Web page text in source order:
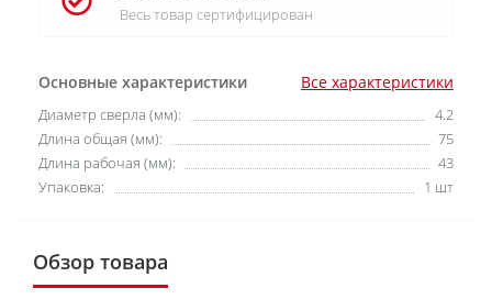
Основные характеристики Все характеристики
Диаметр сверла (мм):
4.2
Длина общая (мм):
75
Длина рабочая (мм):
43
Упаковка:
1 шт
Весь товар сертифицирован
Обзор товара